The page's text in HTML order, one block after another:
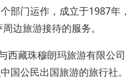
部门运作，成立于1987年，
边旅游接待的服务。
西藏珠穆朗玛旅游有限公司
国公民出国旅游的旅行社。